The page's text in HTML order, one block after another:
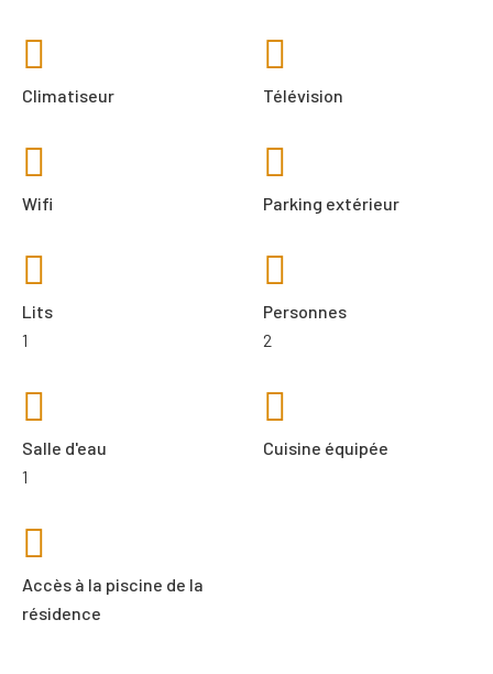
Climatiseur Télévision
Wifi Parking extérieur
Lits
1
Personnes
2
Salle d'eau
1
Cuisine équipée
Accès à la piscine de la
résidence